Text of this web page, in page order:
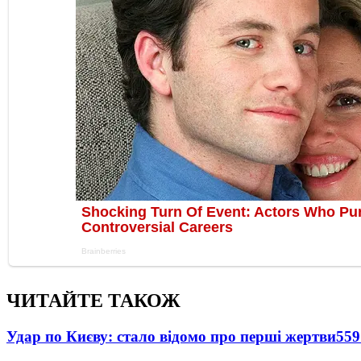
ЧИТАЙТЕ ТАКОЖ
Удар по Києву: стало відомо про перші жертви